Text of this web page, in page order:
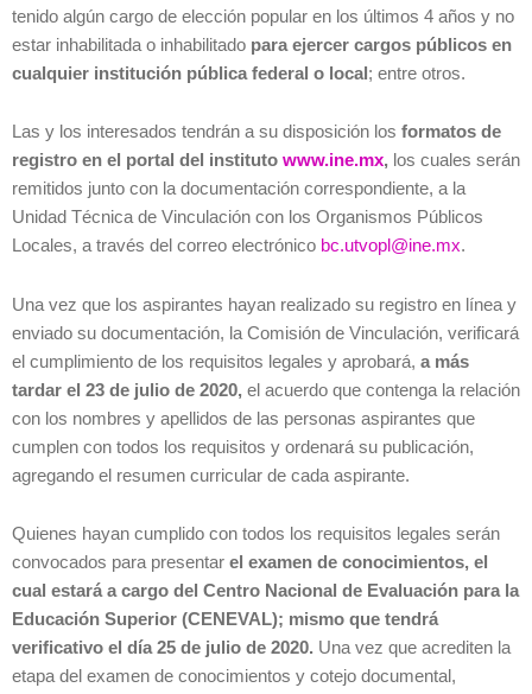
tenido algún cargo de elección popular en los últimos 4 años y no
estar inhabilitada o inhabilitado para ejercer cargos públicos en
cualquier institución pública federal o local ; entre otros.
Las y los interesados tendrán a su disposición los formatos de
registro en el portal del instituto www.ine.mx, los cuales serán
remitidos junto con la documentación correspondiente, a la
Unidad Técnica de Vinculación con los Organismos Públicos
Locales, a través del correo electrónico bc.utvopl@ine.mx.
Una vez que los aspirantes hayan realizado su registro en línea y
enviado su documentación, la Comisión de Vinculación, verificará
el cumplimiento de los requisitos legales y aprobará, a más
tardar el 23 de julio de 2020, el acuerdo que contenga la relación
con los nombres y apellidos de las personas aspirantes que
cumplen con todos los requisitos y ordenará su publicación,
agregando el resumen curricular de cada aspirante.
Quienes hayan cumplido con todos los requisitos legales serán
convocados para presentar el examen de conocimientos, el
cual estará a cargo del Centro Nacional de Evaluación para la
Educación Superior (CENEVAL); mismo que tendrá
verificativo el día 25 de julio de 2020. Una vez que acrediten la
etapa del examen de conocimientos y cotejo documental,